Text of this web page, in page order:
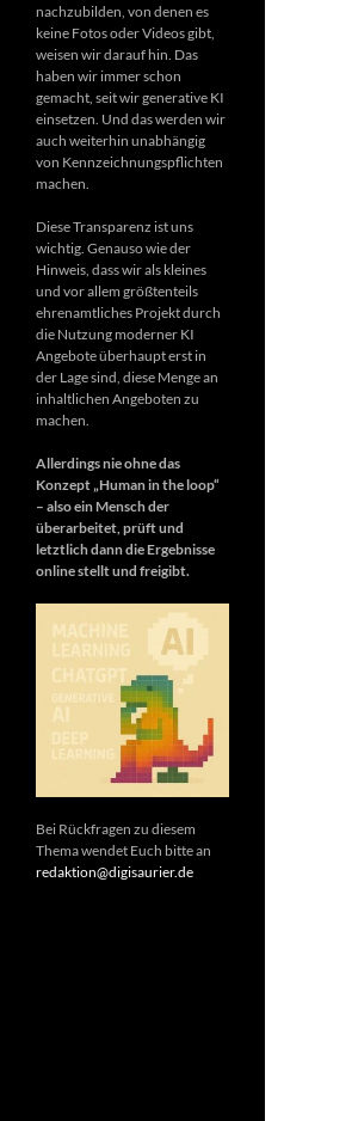
nachzubilden, von denen es
keine Fotos oder Videos gibt,
weisen wir darauf hin. Das
haben wir immer schon
gemacht, seit wir generative KI
einsetzen. Und das werden wir
auch weiterhin unabhängig
von Kennzeichnungspflichten
machen.
Diese Transparenz ist uns
wichtig. Genauso wie der
Hinweis, dass wir als kleines
und vor allem größtenteils
ehrenamtliches Projekt durch
die Nutzung moderner KI
Angebote überhaupt erst in
der Lage sind, diese Menge an
inhaltlichen Angeboten zu
machen.
Allerdings nie ohne das
Konzept „Human in the loop“
– also ein Mensch der
überarbeitet, prüft und
letztlich dann die Ergebnisse
online stellt und freigibt.
Bei Rückfragen zu diesem
Thema wendet Euch bitte an
redaktion@digisaurier.de